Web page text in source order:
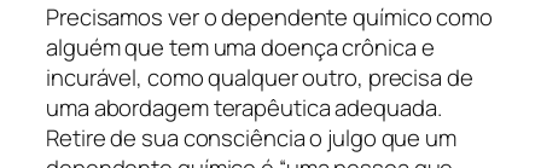
Precisamos ver o dependente químico como
alguém que tem uma doença crônica e
incurável, como qualquer outro, precisa de
uma abordagem terapêutica adequada.
Retire de sua consciência o julgo que um